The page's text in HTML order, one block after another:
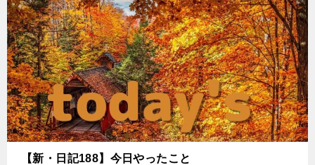
【新・日記188】今日やったこと